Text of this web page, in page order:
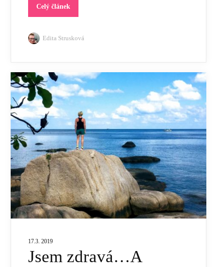
Celý článek
Edita Strusková
17.3. 2019
Jsem zdravá…A